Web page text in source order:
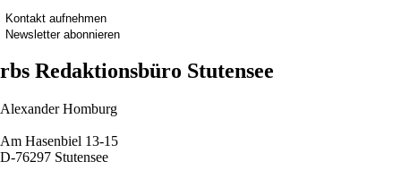
Kontakt aufnehmen
Newsletter abonnieren
rbs Redaktionsbüro Stutensee
Alexander Homburg
Am Hasenbiel 13-15
D-76297 Stutensee